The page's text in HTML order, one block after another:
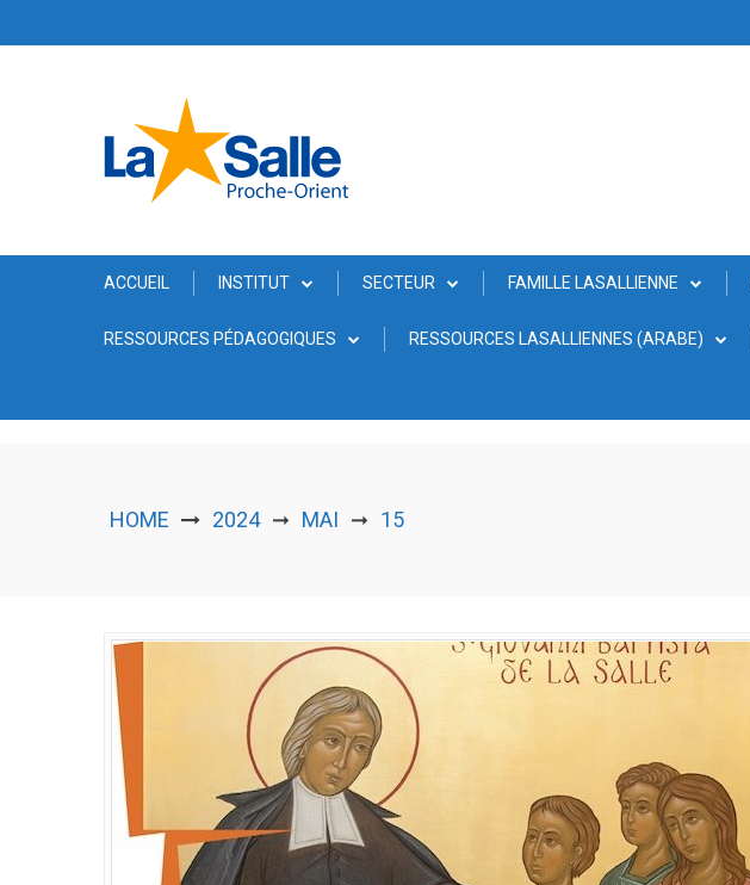
ACCUEIL INSTITUT SECTEUR FAMILLE LASALLIENNE
RESSOURCES PÉDAGOGIQUES RESSOURCES LASALLIENNES (ARABE)
HOME 2024 ➞ MAI ➞ 15